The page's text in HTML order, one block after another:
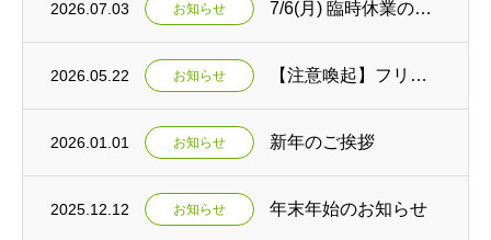
2026.07.03 お知らせ 7/6(月) 臨時休業のお知らせ
2026.05.22 お知らせ 【注意喚起】フリマサイト・オークションサイトについて
2026.01.01 お知らせ 新年のご挨拶
2025.12.12 お知らせ 年末年始のお知らせ